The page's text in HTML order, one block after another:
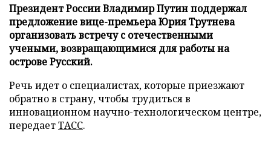
Президент России Владимир Путин поддержал
предложение вице-премьера Юрия Трутнева
организовать встречу с отечественными
учеными, возвращающимися для работы на
острове Русский.
Речь идет о специалистах, которые приезжают
обратно в страну, чтобы трудиться в
инновационном научно-технологическом центре,
передаетТАСС.